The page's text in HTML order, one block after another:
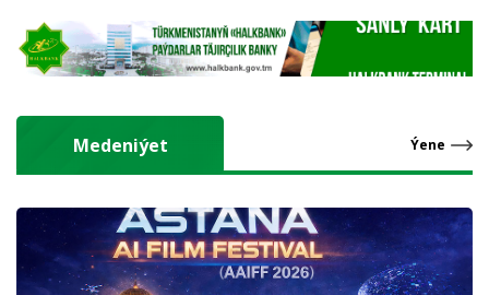
Medeniýet Ýene